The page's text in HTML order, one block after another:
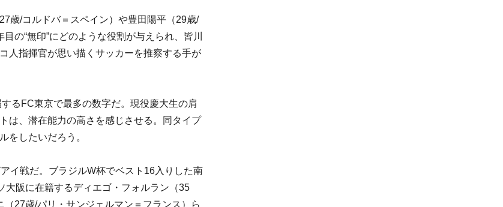
歳/コルドバ＝スペイン）や豊田陽平（29歳/
の“無印”にどのような役割が与えられ、皆川
人指揮官が思い描くサッカーを推察する手が
るFC東京で最多の数字だ。現役慶大生の肩
は、潜在能力の高さを感じさせる。同タイプ
をしたいだろう。
イ戦だ。ブラジルW杯でベスト16入りした南
阪に在籍するディエゴ・フォルラン（35
27歳/パリ・サンジェルマン＝フランス）ら